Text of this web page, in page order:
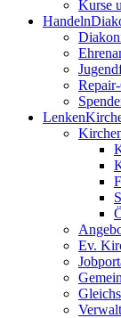
Kurse
Handeln
Lenken
Ev.